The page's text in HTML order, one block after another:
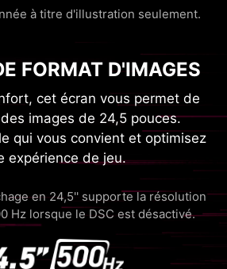
à titre d'illustration seulement.
FORMAT D'IMAGES
cet écran vous permet de
images de 24,5 pouces.
qui vous convient et optimisez
expérience de jeu.
en 24,5'' supporte la résolution
Hz lorsque le DSC est désactivé.